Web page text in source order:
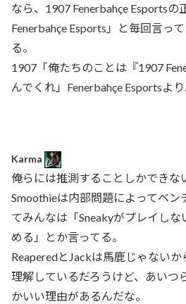
なら、1907 Fenerbahçe Esports
Fenerbahçe Esports」と毎回言っ
る。
1907「俺たちのことは『1907
んでくれ」Fenerbahçe Esportsより
Karma
俺らには推測することしかできな
Smoothieは内部問題によってベン
てみんなは「Sneakyがプレイし
める」とか言ってる。
ReaperedとJackは馬鹿じゃないか
理解しているだろうけど、あいつ
かいい理由があるんだな。